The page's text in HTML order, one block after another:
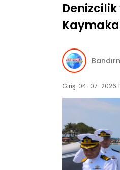
Giriş: 04-07-2026